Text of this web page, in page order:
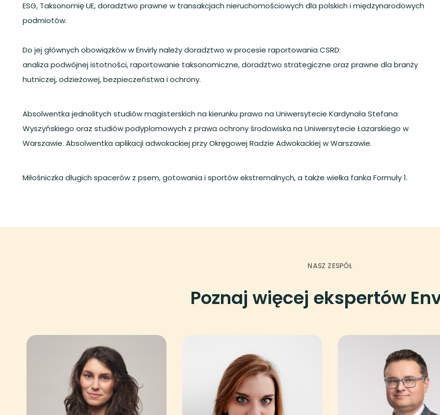
ESG, Taksonomię UE, doradztwo prawne w transakcjach nieruchomościowych dla polskich i międzynarodowych
podmiotów.
Do jej głównych obowiązków w Envirly należy doradztwo w procesie raportowania CSRD:
analiza podwójnej istotności, raportowanie taksonomiczne, doradztwo strategiczne oraz prawne dla branży
hutniczej, odzieżowej, bezpieczeństwa i ochrony.
Absolwentka jednolitych studiów magisterskich na kierunku prawo na Uniwersytecie Kardynała Stefana
Wyszyńskiego oraz studiów podyplomowych z prawa ochrony środowiska na Uniwersytecie Łazarskiego w
Warszawie. Absolwentka aplikacji adwokackiej przy Okręgowej Radzie Adwokackiej w Warszawie.
Miłośniczka długich spacerów z psem, gotowania i sportów ekstremalnych, a także wielka fanka Formuły 1.
NASZ ZESPÓŁ
Poznaj więcej ekspertów